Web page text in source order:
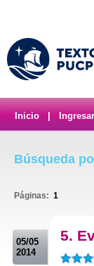
Inicio Ingresar
Búsqueda
Páginas: 1
05/05
2014
5.